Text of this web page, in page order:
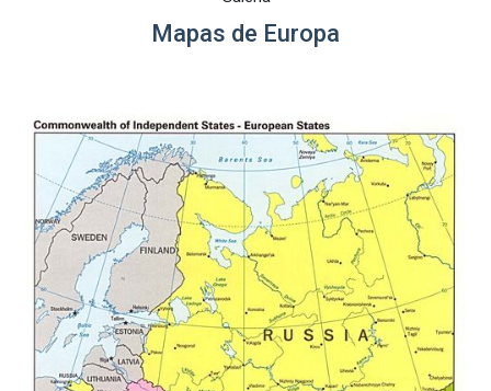
Mapas de Europa